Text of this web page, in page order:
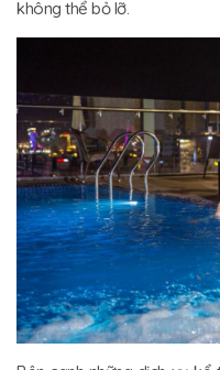
không thể bỏ lỡ.